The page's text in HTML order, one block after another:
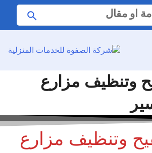
وتنظيف مزارع
وتنظيف مزارع